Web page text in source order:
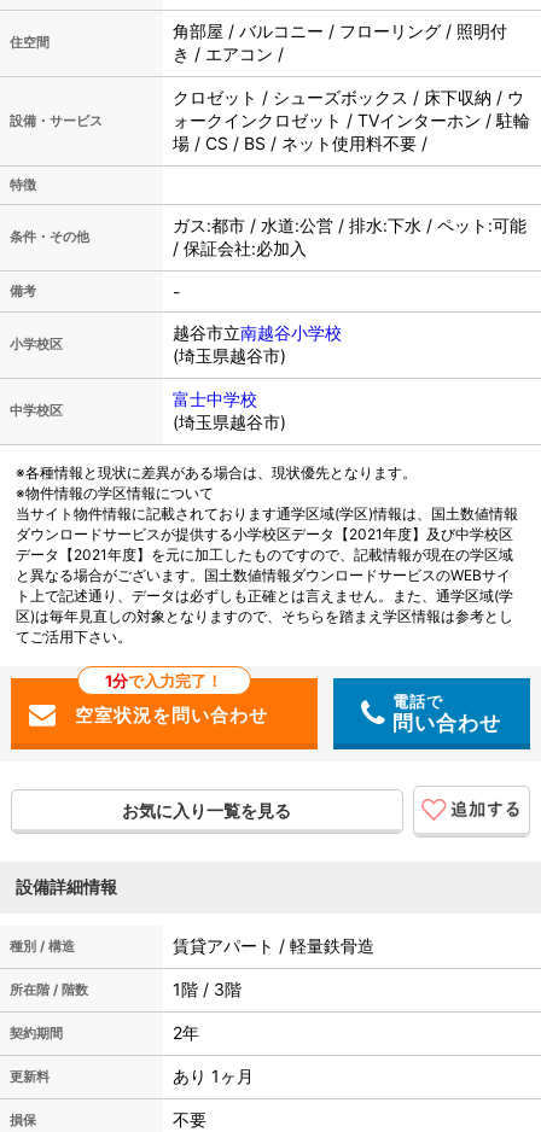
住空間
角部屋 / バルコニー / フローリング / 照明付
き / エアコン /
設備・サービス
クロゼット / シューズボックス / 床下収納 / ウ
ォークインクロゼット / TVインターホン / 駐輪
場 / CS / BS / ネット使用料不要 /
特徴
条件・その他
ガス:都市 / 水道:公営 / 排水:下水 / ペット:可能
/ 保証会社:必加入
備考 -
小学校区
越谷市立南越谷小学校
(埼玉県越谷市)
中学校区
富士中学校
(埼玉県越谷市)
※各種情報と現状に差異がある場合は、現状優先となります。
※物件情報の学区情報について
当サイト物件情報に記載されております通学区域(学区)情報は、国土数値情報
ダウンロードサービスが提供する小学校区データ【2021年度】及び中学校区
データ【2021年度】を元に加工したものですので、記載情報が現在の学区域
と異なる場合がございます。国土数値情報ダウンロードサービスのWEBサイ
ト上で記述通り、データは必ずしも正確とは言えません。また、通学区域(学
区)は毎年見直しの対象となりますので、そちらを踏まえ学区情報は参考とし
てご活用下さい。
1分で入力完了！
電話で
問い合わせ
お気に入り一覧を見る
設備詳細情報
種別 / 構造 賃貸アパート / 軽量鉄骨造
所在階 / 階数 1階 / 3階
契約期間 2年
更新料 あり 1ヶ月
損保 不要